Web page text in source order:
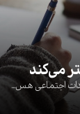
می‌کند
اجتماعی هس...